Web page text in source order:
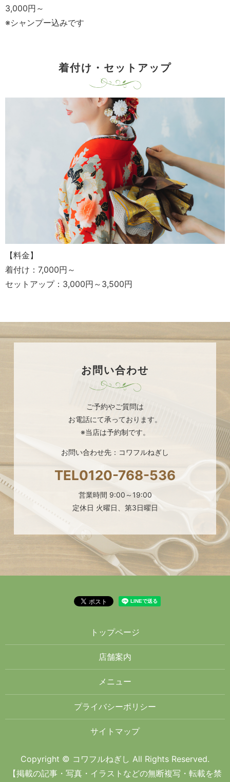
3,000円～
※シャンプー込みです
着付け・セットアップ
【料金】
着付け：7,000円～
セットアップ：3,000円～3,500円
お問い合わせ
ご予約やご質問は
お電話にて承っております。
※当店は予約制です。
お問い合わせ先：コワフルねぎし
TEL0120-768-536
営業時間 9:00～19:00
定休日 火曜日、第3日曜日
トップページ
店舗案内
メニュー
プライバシーポリシー
サイトマップ
Copyright © コワフルねぎし All Rights Reserved.
【掲載の記事・写真・イラストなどの無断複写・転載を禁